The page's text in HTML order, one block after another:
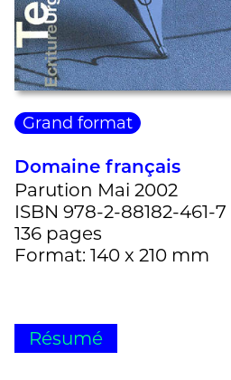
Grand format
Domaine français
Parution Mai 2002
ISBN 978-2-88182-461-7
136 pages
Format: 140 x 210 mm
Résumé